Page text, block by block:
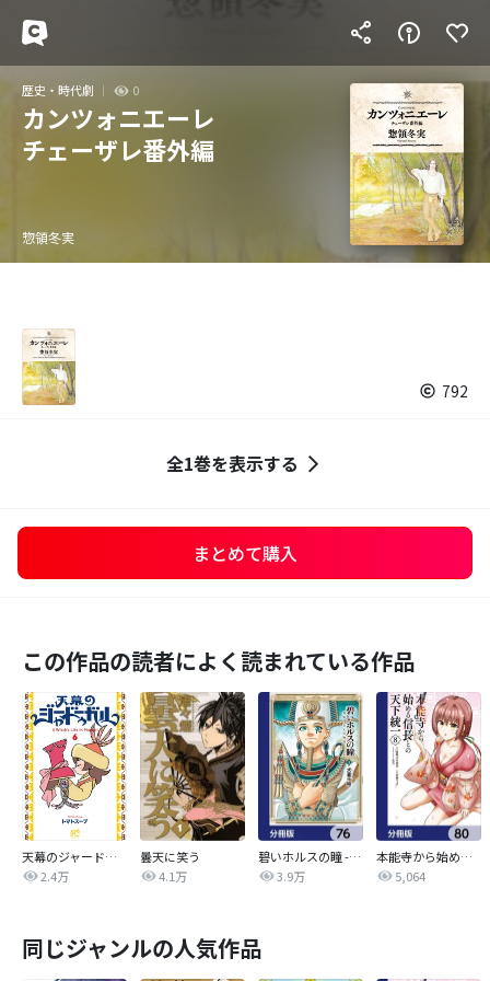
歴史・時代劇 0
カンツォニエーレ
チェーザレ番外編
惣領冬実
792
全1巻を表示する
まとめて購入
この作品の読者によく読まれている作品
天幕のジャードゥーガル
2.4万
曇天に笑う
4.1万
碧いホルスの瞳 -男装の女王の物語-【分冊版】
3.9万
本能寺から始める信長との天下統一【分冊版】
5,064
同じジャンルの人気作品